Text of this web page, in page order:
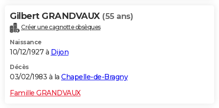
Gilbert GRANDVAUX (55 ans)
Créer une cagnotte obsèques
Naissance
10/12/1927 à Dijon
Décès
03/02/1983 à la Chapelle-de-Bragny
Famille GRANDVAUX